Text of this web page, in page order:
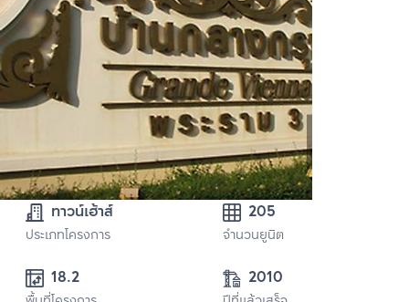
ทาวน์เฮ้าส์
ประเภทโครงการ
205
จำนวนยูนิต
18.2 2010